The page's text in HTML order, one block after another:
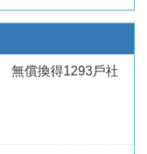
無償換得1293戶社